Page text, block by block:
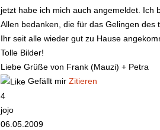
jetzt habe ich mich auch angemeldet. Ich
Allen bedanken, die für das Gelingen
Ihr seit alle wieder gut zu Hause
Tolle Bilder!
Liebe Grüße von Frank (Mauzi) + Petra
Gefällt mir Zitieren
4
jojo
06.05.2009